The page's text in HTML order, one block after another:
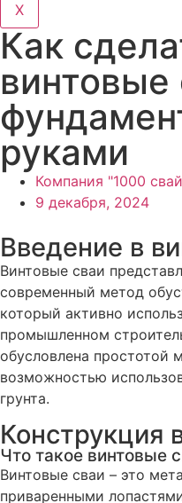
X
Как
винтовые
руками
Компания "1000
9 декабря, 2024
Введение в
Винтовые сваи
современный метод
который активно
промышленном
обусловлена простотой
возможностью
грунта.
Конструкция
Что такое винтовые
Винтовые сваи – это
приваренными